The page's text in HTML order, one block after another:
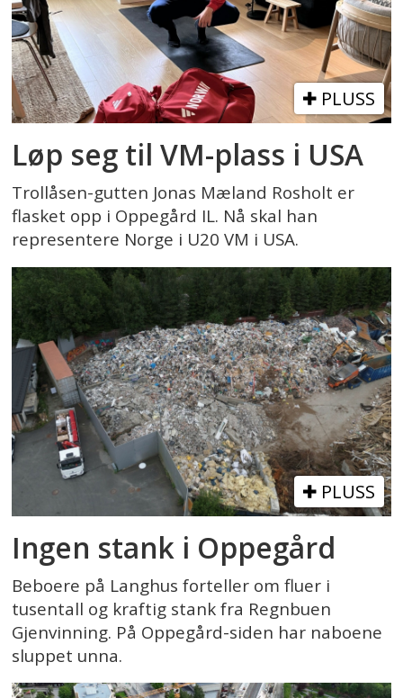
PLUSS
Løp seg til VM-plass i USA
Trollåsen-gutten Jonas Mæland Rosholt er
flasket opp i Oppegård IL. Nå skal han
representere Norge i U20 VM i USA.
PLUSS
Ingen stank i Oppegård
Beboere på Langhus forteller om fluer i
tusentall og kraftig stank fra Regnbuen
Gjenvinning. På Oppegård-siden har naboene
sluppet unna.